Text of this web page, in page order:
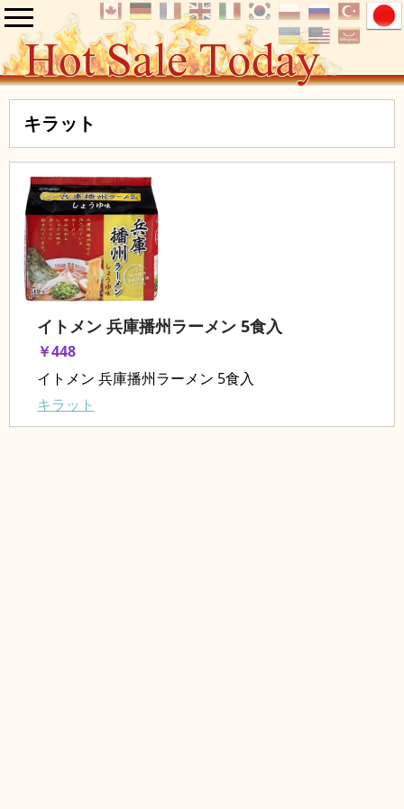
キラット
イトメン 兵庫播州ラーメン 5食入
￥448
イトメン 兵庫播州ラーメン 5食入
キラット